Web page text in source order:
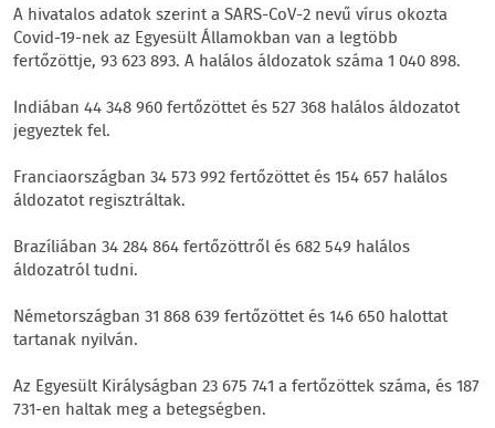
A hivatalos adatok szerint a SARS-CoV-2 nevű vírus okozta
Covid-19-nek az Egyesült Államokban van a legtöbb
fertőzöttje, 93 623 893. A halálos áldozatok száma 1 040 898.
Indiában 44 348 960 fertőzöttet és 527 368 halálos áldozatot
jegyeztek fel.
Franciaországban 34 573 992 fertőzöttet és 154 657 halálos
áldozatot regisztráltak.
Brazíliában 34 284 864 fertőzöttről és 682 549 halálos
áldozatról tudni.
Németországban 31 868 639 fertőzöttet és 146 650 halottat
tartanak nyilván.
Az Egyesült Királyságban 23 675 741 a fertőzöttek száma, és 187
731-en haltak meg a betegségben.